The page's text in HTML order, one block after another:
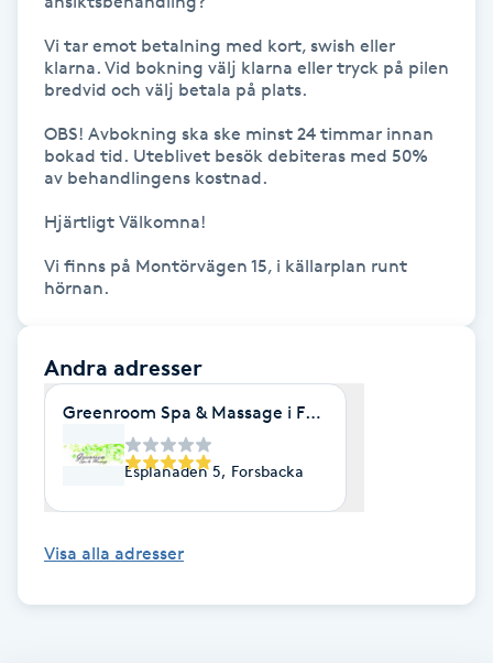
IPL hårborttagning
IR-massage
Japansk massage
Kemisk peeling
Keratinbehandling
Vi tar emot betalning med kort, swish eller
klarna. Vid bokning välj klarna eller tryck på pilen
bredvid och välj betala på plats.
OBS! Avbokning ska ske minst 24 timmar innan
bokad tid. Uteblivet besök debiteras med 50%
av behandlingens kostnad.
Hjärtligt Välkomna!
Vi finns på Montörvägen 15, i källarplan runt
hörnan.
Andra adresser
Greenroom Spa & Massage i Forsbacka
Esplanaden 5, Forsbacka
Visa alla adresser